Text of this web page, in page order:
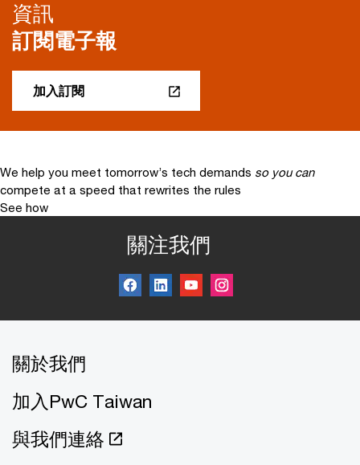
資訊
訂閱電子報
加入訂閱
We help you meet tomorrow’s tech demands so you can
compete at a speed that rewrites the rules
See how
關注我們
關於我們
加入PwC Taiwan
與我們連絡